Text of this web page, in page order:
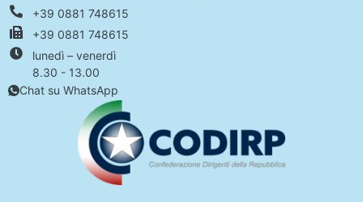
+39 0881 748615
+39 0881 748615
lunedì – venerdì
8.30 - 13.00
Chat su WhatsApp